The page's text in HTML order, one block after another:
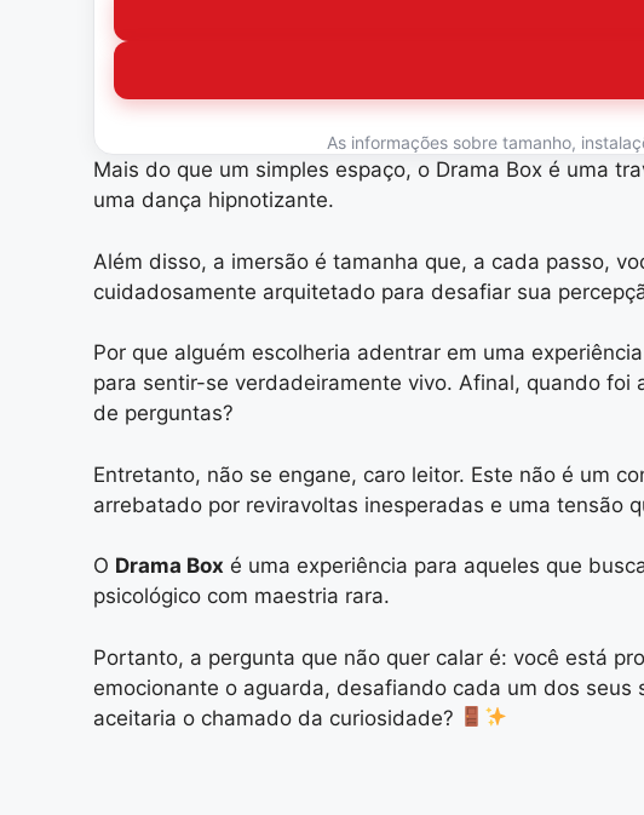
As informações sobre tamanho,
Mais do que um simples espaço, o Drama Box é uma
uma dança hipnotizante.
Além disso, a imersão é tamanha que, a cada passo,
cuidadosamente arquitetado para desafiar sua
Por que alguém escolheria adentrar em uma
para sentir-se verdadeiramente vivo. Afinal, quando
de perguntas?
Entretanto, não se engane, caro leitor. Este não é um
arrebatado por reviravoltas inesperadas e uma tensão
O Drama Box é uma experiência para aqueles que
psicológico com maestria rara.
Portanto, a pergunta que não quer calar é: você está
emocionante o aguarda, desafiando cada um dos
aceitaria o chamado da curiosidade?